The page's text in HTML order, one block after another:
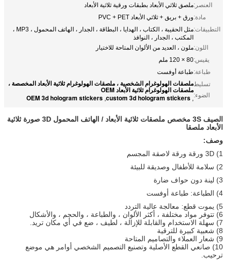
العنصر:ملصق ثلاثي الأبعاد بطبقات ورقية ثلاثية الأبعاد
مادة:ورق + بريق + ثلاثي الأبعاد PVC + PET
التطبيقات:
مثل الحقيبة ، الكتاب ، الهدايا ، البطاقة ، الجدار ، الهاتف المحمول ، MP3 ،
المكتب ، الجدار ، النوافذ
اللون:ملون ، العديد من الألوان المتاحة للاختيار
يقيس:80 × 120 ملم
طباعة:طباعة أوفست
تسليط
الضوء:
ملصقات الهولوغرام الشخصية ، ملصقات الهولوغرام ثلاثية الأبعاد المخصصة ،
ملصقات الهولوغرام ثلاثية الأبعاد OEM
,
custom 3d hologram stickers
,
OEM 3d hologram stickers
الصيف 3S مخصص ملصقات ثلاثية الأبعاد / الهاتف المحمول 3D صورة ثلاثية
الأبعاد ملصقا
وصف:
1) 3D ورقة ورقة لاصقة المجسم
2) سلامة للأطفال وصديقة للبيئة
3) لينة دون حواف ضارة
4) الطباعة: طباعة أوفست
5) يموت قطع: معالجة عالية التردد
6) تتوفر مواد مختلفة ، أكثر الألوان ، والطباعة ، والحجم ، والأشكال
7) سهلة الاستخدام والقابلة للإزالة ، لطيف ، ضع في أي مكان تريد.
8) شعبية كبيرة للترقية
9) شعار العملاء والتصاميم المتاحة
10) صانعي القطع الأصلية وتصنيع التصميم الشخصي أوامر هي موضع
ترحيب.